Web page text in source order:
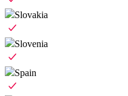
Slovakia
Slovenia
Spain